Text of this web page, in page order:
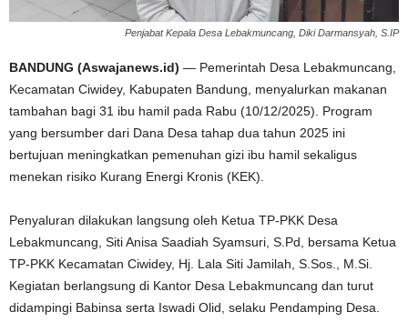
Penjabat Kepala Desa Lebakmuncang, Diki Darmansyah, S.IP
BANDUNG (Aswajanews.id) — Pemerintah Desa Lebakmuncang,
Kecamatan Ciwidey, Kabupaten Bandung, menyalurkan makanan
tambahan bagi 31 ibu hamil pada Rabu (10/12/2025). Program
yang bersumber dari Dana Desa tahap dua tahun 2025 ini
bertujuan meningkatkan pemenuhan gizi ibu hamil sekaligus
menekan risiko Kurang Energi Kronis (KEK).
Penyaluran dilakukan langsung oleh Ketua TP-PKK Desa
Lebakmuncang, Siti Anisa Saadiah Syamsuri, S.Pd, bersama Ketua
TP-PKK Kecamatan Ciwidey, Hj. Lala Siti Jamilah, S.Sos., M.Si.
Kegiatan berlangsung di Kantor Desa Lebakmuncang dan turut
didampingi Babinsa serta Iswadi Olid, selaku Pendamping Desa.